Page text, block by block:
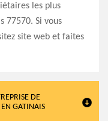
les plus
77570. Si vous
site web et faites
DE
GATINAIS